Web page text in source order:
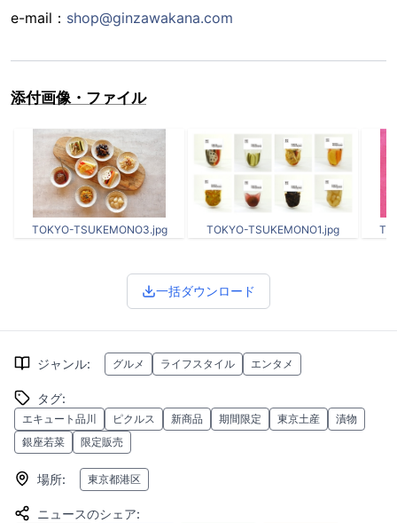
e-mail： shop@ginzawakana.com
添付画像・ファイル
TOKYO-TSUKEMONO3.jpg TOKYO-TSUKEMONO1.jpg
一括ダウンロード
ジャンル: グルメ ライフスタイル エンタメ
タグ:
エキュート品川 ピクルス 新商品 期間限定 東京土産
漬物
銀座若菜
限定販売
場所: 東京都港区
ニュースのシェア: